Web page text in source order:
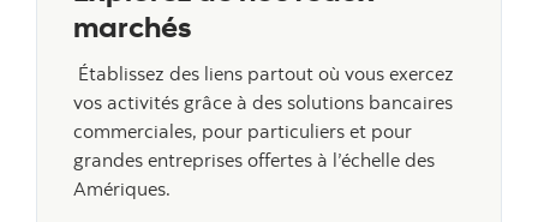
marchés
Établissez des liens partout où vous exercez
vos activités grâce à des solutions bancaires
commerciales, pour particuliers et pour
grandes entreprises offertes à l’échelle des
Amériques.